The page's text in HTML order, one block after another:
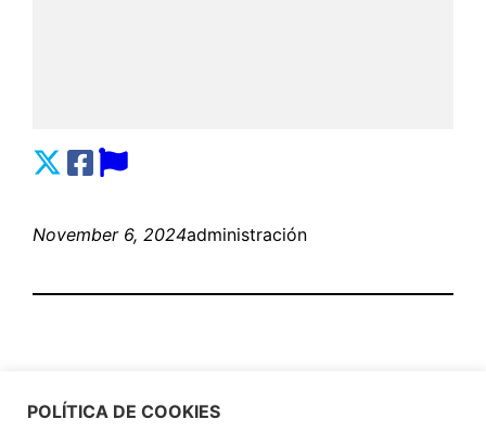
November 6, 2024administración
POLÍTICA DE COOKIES